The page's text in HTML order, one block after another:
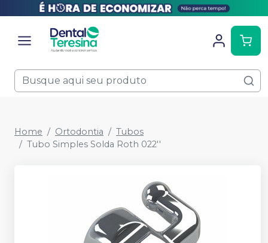
Home Ortodontia
Tubos
Tubo Simples Solda Roth 022''